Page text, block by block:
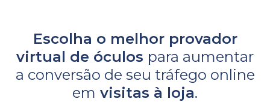
Escolha o melhor provador
virtual de óculos para aumentar
a conversão de seu tráfego online
em visitas à loja.